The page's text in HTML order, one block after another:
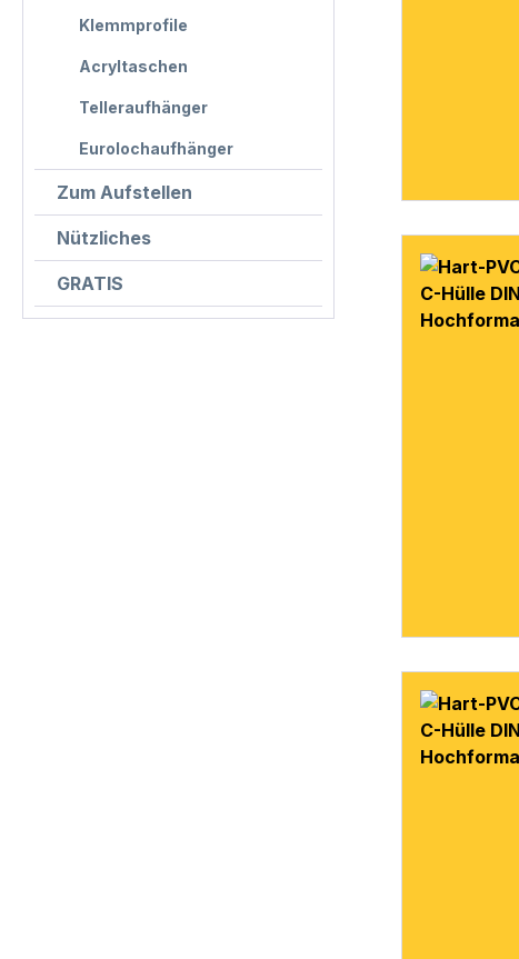
Klemmprofile
Acryltaschen
Telleraufhänger
Eurolochaufhänger
Zum Aufstellen
Nützliches
GRATIS